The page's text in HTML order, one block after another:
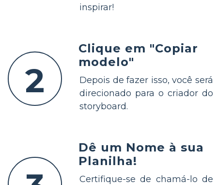
inspirar!
2
Clique em "Copiar
modelo"
Depois de fazer isso, você será
direcionado para o criador do
storyboard.
Dê um Nome à sua
Planilha!
Certifique-se de chamá-lo de